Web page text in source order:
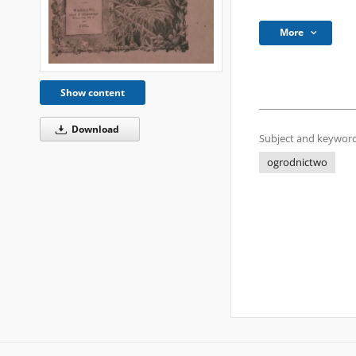
Show content
Download
More
Subject and
ogrodnictwo